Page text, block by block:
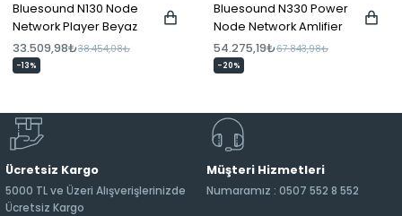
Bluesound N130 Node
Network Player Beyaz
33.509,98₺38.454,08₺
-13%
Bluesound N330 Power
Node Network Amlifier
54.275,19₺67.843,98₺
-20%
Ücretsiz Kargo
5000 TL ve Üzeri Alışverişlerinizde
Ücretsiz Kargo
Müşteri Hizmetleri
Numaramız : 0507 552 8 552